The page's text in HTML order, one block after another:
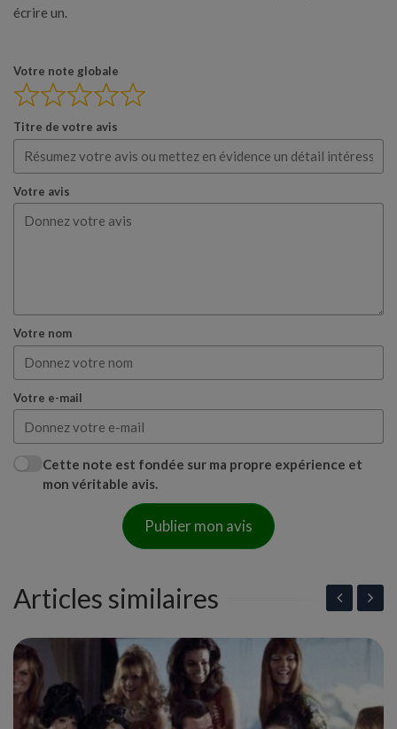
écrire un.
Votre note globale
Titre de votre avis
Votre avis
Votre nom
Votre e-mail
Cette note est fondée sur ma propre expérience et
mon véritable avis.
Publier mon avis
Articles similaires